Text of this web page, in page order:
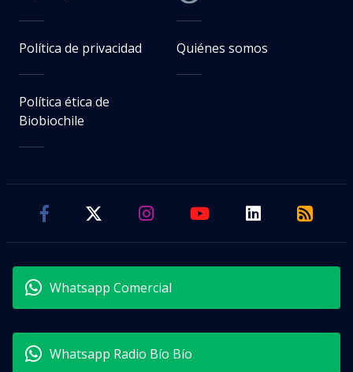
Política de privacidad Quiénes somos
Política ética de
Biobiochile
Whatsapp Comercial
Whatsapp Radio Bío Bío